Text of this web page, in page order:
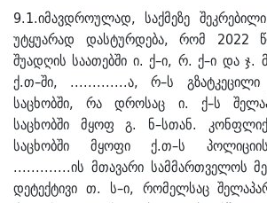
9.1.იმავდროულად, საქმეზე
უტყუარად დასტურდება, რომ 2022
შუადღის საათებში ი. ქ–ი, რ. ქ–ი და ჯ.
ქ.თ–ში, .............ა, რ–ს
საცხობში, რა დროსაც ი. ქ–ს
საცხობში მყოფ გ. ნ–სთან.
საცხობში მყოფი ქ.თ–ს პოლიციის
.............ის მთავარი სამმართველოს
დეტექტივი თ. ს–ი, რომელსაც